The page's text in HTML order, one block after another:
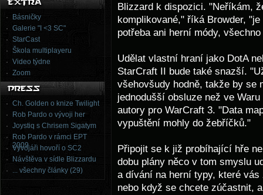
Básničky
Galerie "I <3 SC"
StarCast
Škola multiplayeru
Video týdne
Zoom
Ch. Golden o knize Twilight
Rob Pardo o vývoji her
Joystiq s Chrisem Sigatym
Rob Pardo v rámci EPT
2009
Vývojáři hovoří o SC2
Návštěva v sídle Blizzardu
... všechny články (29)
Blizzard k dispozici. "Neříkám,
komplikované," říká Browder,
potřeba ani herní módy,
Udělat vlastní hraní jako DotA
StarCraft II bude také snazší.
všehovšudy hodně, takže by se
jednodušší obsluze než ve
autory pro WarCraft 3. "Data
vypuštění mohly do žebříčků."
Připojit se k již probíhající hře
dobu plány něco v tom smyslu
a dívání na herní typy, které
nebo když se chcete zúčastnit,